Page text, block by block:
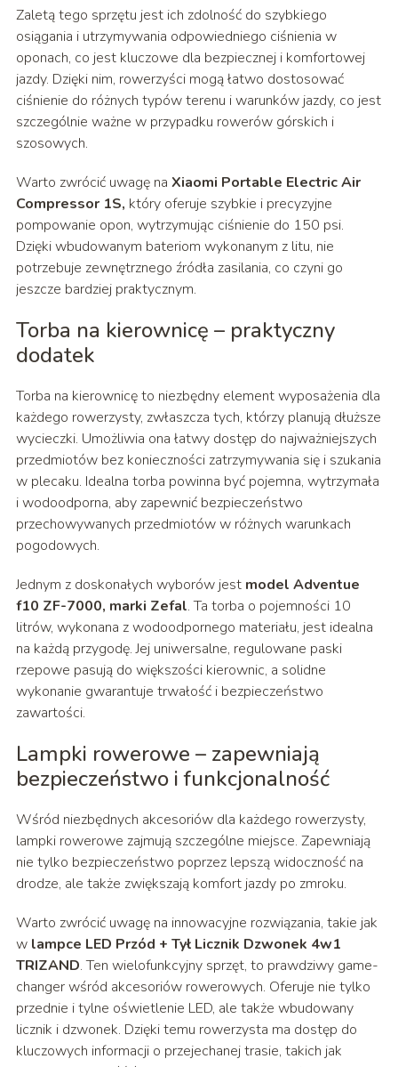
Zaletą tego sprzętu jest ich zdolność do szybkiego
osiągania i utrzymywania odpowiedniego ciśnienia w
oponach, co jest kluczowe dla bezpiecznej i komfortowej
jazdy. Dzięki nim, rowerzyści mogą łatwo dostosować
ciśnienie do różnych typów terenu i warunków jazdy, co jest
szczególnie ważne w przypadku rowerów górskich i
szosowych.
Warto zwrócić uwagę na Xiaomi Portable Electric Air
Compressor 1S, który oferuje szybkie i precyzyjne
pompowanie opon, wytrzymując ciśnienie do 150 psi.
Dzięki wbudowanym bateriom wykonanym z litu, nie
potrzebuje zewnętrznego źródła zasilania, co czyni go
jeszcze bardziej praktycznym.
Torba na kierownicę – praktyczny
dodatek
Torba na kierownicę to niezbędny element wyposażenia dla
każdego rowerzysty, zwłaszcza tych, którzy planują dłuższe
wycieczki. Umożliwia ona łatwy dostęp do najważniejszych
przedmiotów bez konieczności zatrzymywania się i szukania
w plecaku. Idealna torba powinna być pojemna, wytrzymała
i wodoodporna, aby zapewnić bezpieczeństwo
przechowywanych przedmiotów w różnych warunkach
pogodowych.
Jednym z doskonałych wyborów jest model Adventue
f10 ZF-7000, marki Zefal. Ta torba o pojemności 10
litrów, wykonana z wodoodpornego materiału, jest idealna
na każdą przygodę. Jej uniwersalne, regulowane paski
rzepowe pasują do większości kierownic, a solidne
wykonanie gwarantuje trwałość i bezpieczeństwo
zawartości.
Lampki rowerowe – zapewniają
bezpieczeństwo i funkcjonalność
Wśród niezbędnych akcesoriów dla każdego rowerzysty,
lampki rowerowe zajmują szczególne miejsce. Zapewniają
nie tylko bezpieczeństwo poprzez lepszą widoczność na
drodze, ale także zwiększają komfort jazdy po zmroku.
Warto zwrócić uwagę na innowacyjne rozwiązania, takie jak
wlampce LED Przód + Tył Licznik Dzwonek 4w1
TRIZAND. Ten wielofunkcyjny sprzęt, to prawdziwy game-
changer wśród akcesoriów rowerowych. Oferuje nie tylko
przednie i tylne oświetlenie LED, ale także wbudowany
licznik i dzwonek. Dzięki temu rowerzysta ma dostęp do
kluczowych informacji o przejechanej trasie, takich jak